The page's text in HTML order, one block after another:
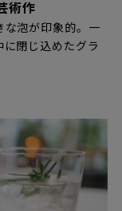
術作
な泡が印象的。一
閉じ込めたグラ